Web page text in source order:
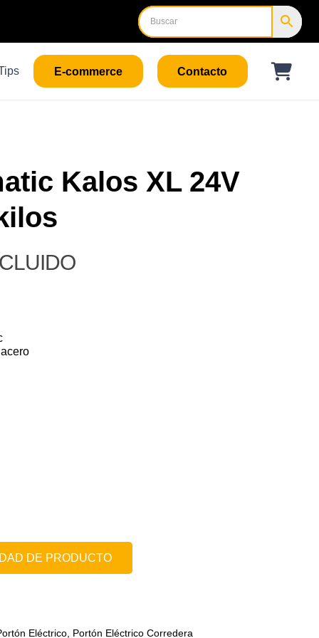
E-commerce Contacto
Kalos XL 24V
DE PRODUCTO
Eléctrico Portón Eléctrico Corredera